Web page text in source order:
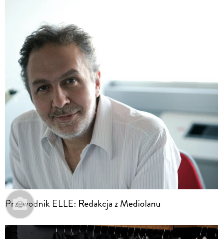
Przewodnik ELLE: Redakcja z Mediolanu